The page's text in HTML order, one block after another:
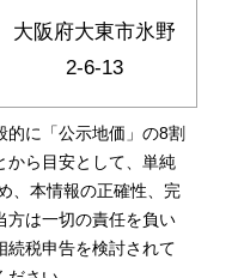
大阪府大東市氷野
2-6-13
に「公示地価」の8割
から目安として、単純
、本情報の正確性、完
方は一切の責任を負い
続税申告を検討されて